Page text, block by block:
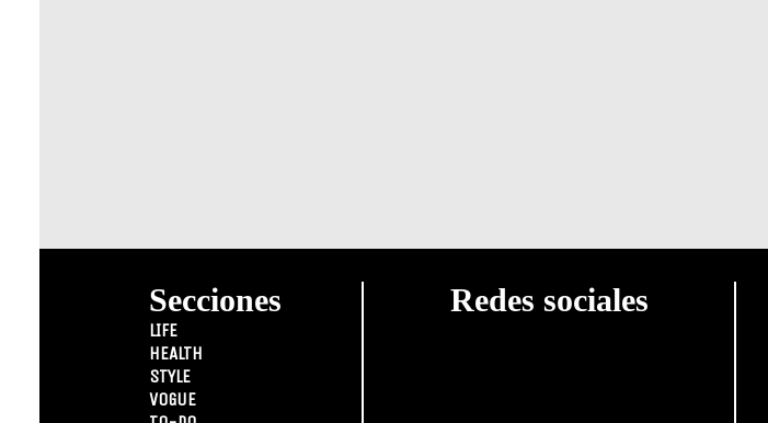
Secciones
LIFE
HEALTH
STYLE
VOGUE
Redes sociales